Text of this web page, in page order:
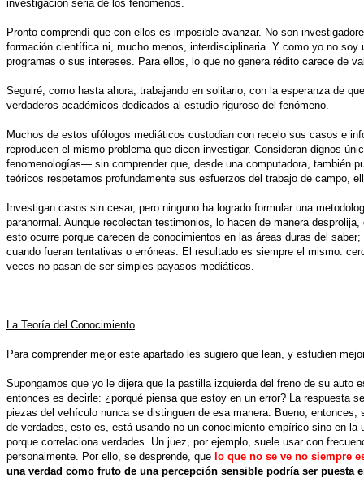
investigación seria de los fenómenos.
Pronto comprendí que con ellos es imposible avanzar. No son
formación científica ni, mucho menos, interdisciplinaria. Y como yo no
programas o sus intereses. Para ellos, lo que no genera rédito carece de
Seguiré, como hasta ahora, trabajando en solitario, con la esperanza de
verdaderos académicos dedicados al estudio riguroso del fenómeno.
Muchos de estos ufólogos mediáticos custodian con recelo sus casos e
reproducen el mismo problema que dicen investigar. Consideran dignos
fenomenologías— sin comprender que, desde una computadora, también
teóricos respetamos profundamente sus esfuerzos del trabajo de campo,
Investigan casos sin cesar, pero ninguno ha logrado formular una
paranormal. Aunque recolectan testimonios, lo hacen de manera
esto ocurre porque carecen de conocimientos en las áreas duras del
cuando fueran tentativas o erróneas. El resultado es siempre el mismo:
veces no pasan de ser simples payasos mediáticos.
La Teoría del Conocimiento
Para comprender mejor este apartado les sugiero que lean, y estudien
Supongamos que yo le dijera que la pastilla izquierda del freno de su
entonces es decirle: ¿porqué piensa que estoy en un error? La respuesta
piezas del vehículo nunca se distinguen de esa manera. Bueno,
de verdades, esto es, está usando no un conocimiento empírico sino en
porque correlaciona verdades. Un juez, por ejemplo, suele usar con
personalmente. Por ello, se desprende, que lo que no se ve no siempre
una verdad como fruto de una percepción sensible podría ser puesta